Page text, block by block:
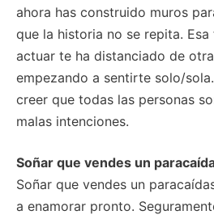
ahora has construido muros
que la historia no se repita.
actuar te ha distanciado de
empezando a sentirte solo/
creer que todas las personas
malas intenciones.
Soñar que vendes un
Soñar que vendes un
a enamorar pronto.